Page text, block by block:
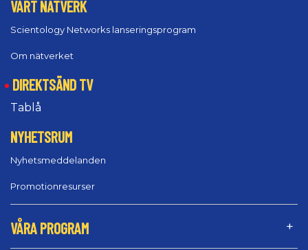
VÅRT NÄTVERK
Scientology Networks lanseringsprogram
Om nätverket
DIREKTSÄND TV
Tablå
NYHETSRUM
Nyhetsmeddelanden
Promotionresurser
VÅRA PROGRAM